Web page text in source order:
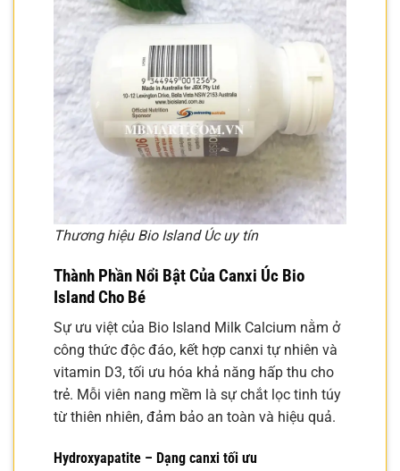
Thương hiệu Bio Island Úc uy tín
Thành Phần Nổi Bật Của Canxi Úc Bio
Island Cho Bé
Sự ưu việt của Bio Island Milk Calcium nằm ở
công thức độc đáo, kết hợp canxi tự nhiên và
vitamin D3, tối ưu hóa khả năng hấp thu cho
trẻ. Mỗi viên nang mềm là sự chắt lọc tinh túy
từ thiên nhiên, đảm bảo an toàn và hiệu quả.
Hydroxyapatite – Dạng canxi tối ưu